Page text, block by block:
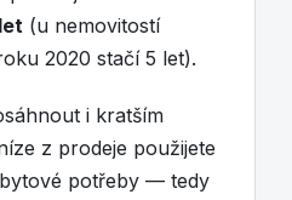
(u nemovitostí
2020 stačí 5 let).
i kratším
z prodeje použijete
potřeby — tedy